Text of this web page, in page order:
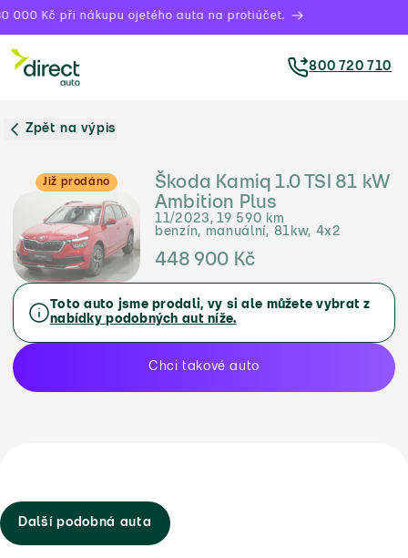
000 Kč při nákupu ojetého auta na protiúčet.
800 720 710
Zpět na výpis
Již prodáno
Škoda Kamiq 1.0 TSI 81 kW
Ambition Plus
11/2023, 19 590 km
benzín, manuální, 81kw, 4x2
448 900 Kč
Toto auto jsme prodali, vy si ale můžete vybrat z
nabídky podobných aut níže.
Chci takové auto
Další podobná auta